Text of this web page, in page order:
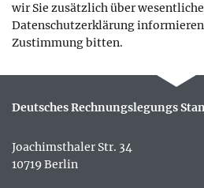
wir Sie zusätzlich über
Datenschutzerklärung informieren
Zustimmung bitten.
Deutsches Rechnungslegungs
Joachimsthaler Str. 34
10719 Berlin